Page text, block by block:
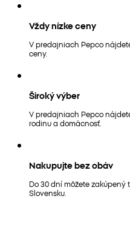
Vždy nízke ceny
V predajniach Pepco
ceny.
Široký výber
V predajniach Pepco
rodinu a domácnosť.
Nakupujte bez obáv
Do 30 dní môžete
Slovensku.